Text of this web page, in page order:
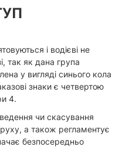
і водієві не
так як дана група
у вигляді синього кола
знаки є четвертою
4.
чи скасування
а також регламентує
безпосередньо